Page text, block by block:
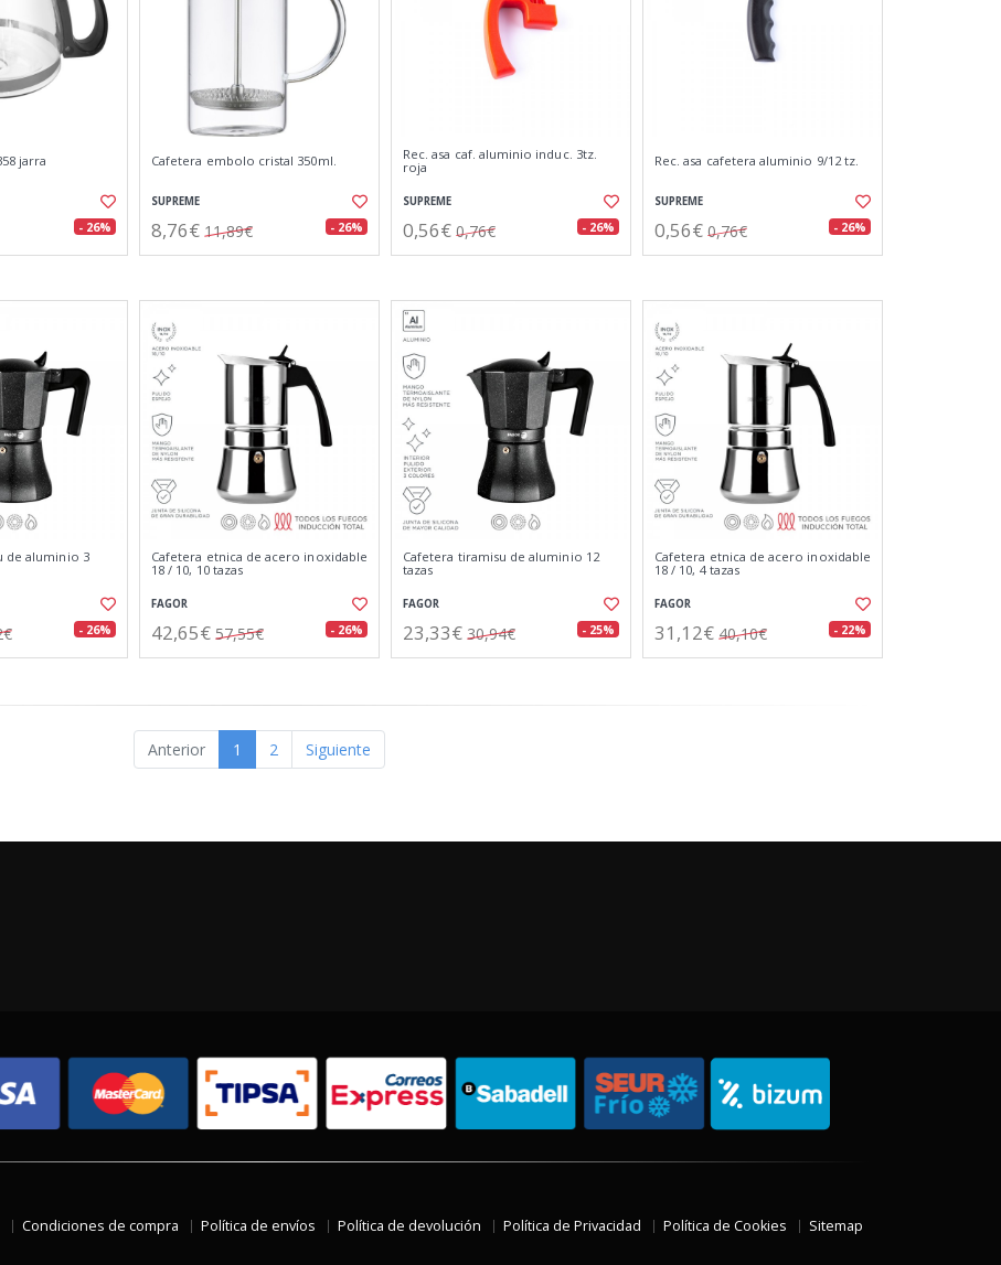
jarra
- 26%
Cafetera embolo cristal 350ml.
SUPREME
8,76€ 11,89€ - 26%
Rec. asa caf. aluminio induc. 3tz.
roja
SUPREME
0,56€ 0,76€ - 26%
Rec. asa cafetera aluminio 9/12 tz.
SUPREME
0,56€ 0,76€ - 26%
de aluminio 3
- 26%
Cafetera etnica de acero inoxidable
18 / 10, 10 tazas
FAGOR
42,65€ 57,55€ - 26%
Cafetera tiramisu de aluminio 12
tazas
FAGOR
23,33€ 30,94€ - 25%
Cafetera etnica de acero inoxidable
18 / 10, 4 tazas
FAGOR
31,12€ 40,10€ - 22%
Anterior 1 2 Siguiente
Condiciones de compra Política de envíos Política de devolución Política de Privacidad Política de Cookies Sitemap